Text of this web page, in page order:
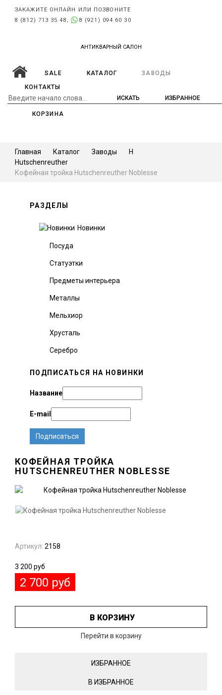
ЗАКАЖИТЕ ОНЛАЙН ИЛИ ПОЗВОНИТЕ
8 (812) 713 35 48,
8 (921) 094 60 30
АНТИКВАРНЫЙ САЛОН
SALE КАТАЛОГ
ЗАВОДЫ
КОНТАКТЫ
ИЗБРАННОЕ
КОРЗИНА
Главная Каталог Заводы
H
Hutschenreuther
Кофейная тройка Hutschenreuther Noblesse
РАЗДЕЛЫ
Новинки
Посуда
Статуэтки
Предметы интерьера
Металлы
Мельхиор
Хрусталь
Серебро
ПОДПИСАТЬСЯ НА НОВИНКИ
Название
E-mail
КОФЕЙНАЯ ТРОЙКА
HUTSCHENREUTHER NOBLESSE
Артикул: 2158
3 200 руб
2 700 руб
В КОРЗИНУ
Перейти в корзину
ИЗБРАННОЕ